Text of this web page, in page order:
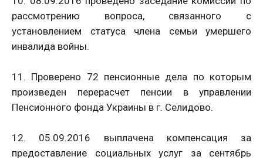
рассмотрению вопроса, связанного с
установлением статуса члена семьи умершего
инвалида войны.
11. Проверено 72 пенсионные дела по которым
произведен перерасчет пенсии в управлении
Пенсионного фонда Украины в г. Селидово.
12. 05.09.2016 выплачена компенсация за
предоставление социальных услуг за сентябрь